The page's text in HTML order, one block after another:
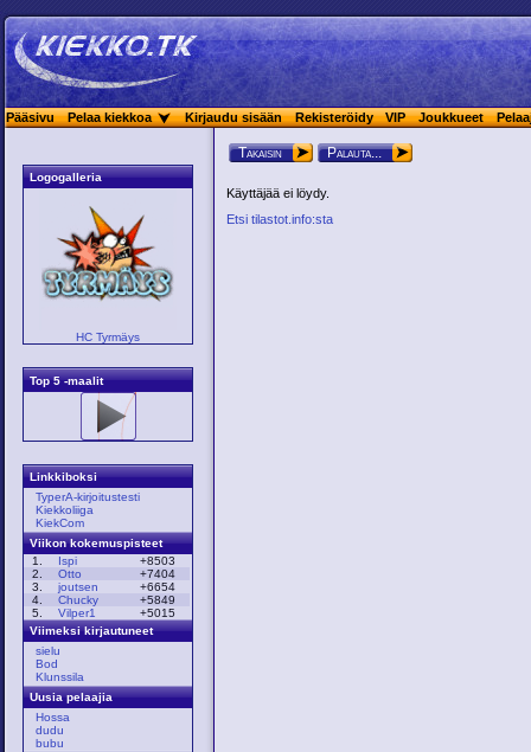
Pääsivu Pelaa kiekkoa Kirjaudu sisään Rekisteröidy VIP Joukkueet
Logogalleria
HC Tyrmäys
Top 5 -maalit
Linkkiboksi
TyperA-kirjoitustesti
Kiekkoliiga
KiekCom
Viikon kokemuspisteet
1.
Ispi
+8503
2.
Otto
+7404
3.
joutsen
+6654
4.
Chucky
+5849
5.
Vilper1
+5015
Viimeksi kirjautuneet
sielu
Bod
Klunssila
Uusia pelaajia
Hossa
dudu
bubu
Takaisin Palauta...
Käyttäjää ei löydy.
Etsi tilastot.info:sta